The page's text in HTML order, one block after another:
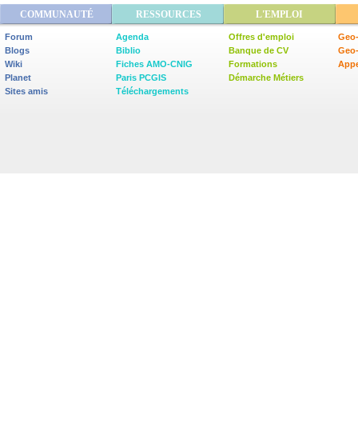
COMMUNAUTÉ RESSOURCES L'EMPLOI
Forum
Blogs
Wiki
Planet
Sites amis
Agenda
Biblio
Fiches AMO-CNIG
Paris PCGIS
Téléchargements
Offres d'emploi
Banque de CV
Formations
Démarche Métiers